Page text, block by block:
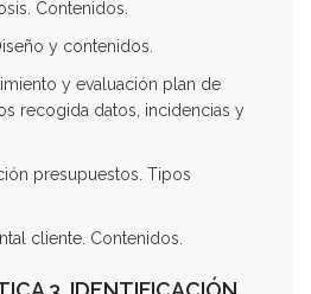
Contenidos.
y contenidos.
y evaluación plan de
recogida datos, incidencias y
presupuestos. Tipos
cliente. Contenidos.